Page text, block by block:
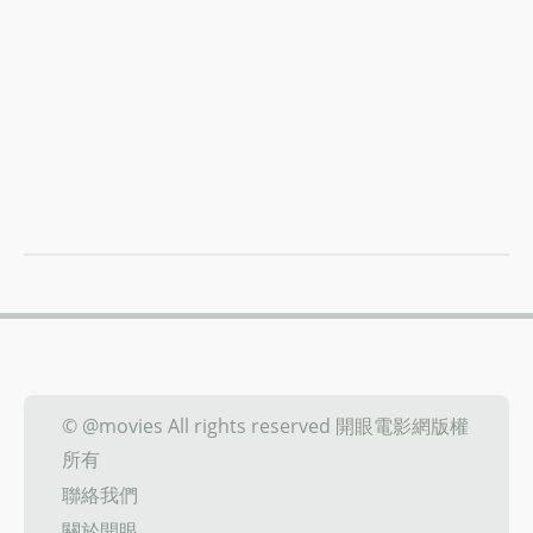
© @movies All rights reserved 開眼電影網版權
所有
聯絡我們